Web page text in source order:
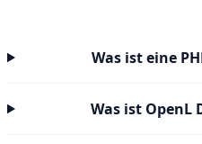
Was ist eine
Was ist OpenL